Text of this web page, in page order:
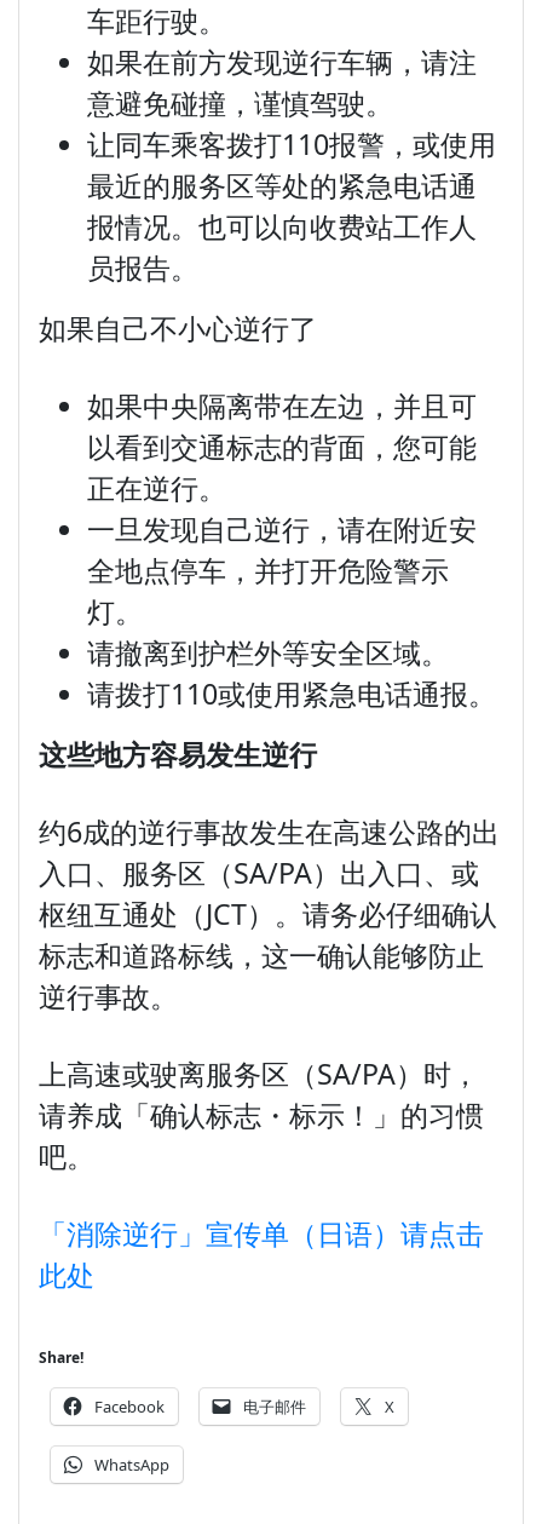
车距行驶。
如果在前方发现逆行车辆，请注
意避免碰撞，谨慎驾驶。
让同车乘客拨打110报警，或使用
最近的服务区等处的紧急电话通
报情况。也可以向收费站工作人
员报告。
如果自己不小心逆行了
如果中央隔离带在左边，并且可
以看到交通标志的背面，您可能
正在逆行。
一旦发现自己逆行，请在附近安
全地点停车，并打开危险警示
灯。
请撤离到护栏外等安全区域。
请拨打110或使用紧急电话通报。
这些地方容易发生逆行
约6成的逆行事故发生在高速公路的出
入口、服务区（SA/PA）出入口、或
枢纽互通处（JCT）。请务必仔细确认
标志和道路标线，这一确认能够防止
逆行事故。
上高速或驶离服务区（SA/PA）时，
请养成「确认标志・标示！」的习惯
吧。
「消除逆行」宣传单（日语）请点击
此处
Share!
Facebook 电子邮件 X
WhatsApp